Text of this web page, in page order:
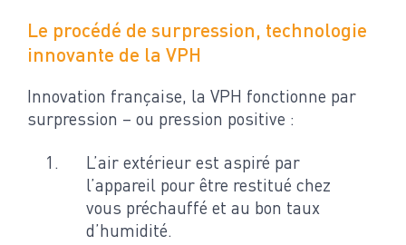
Le procédé de surpression, technologie
innovante de la VPH
Innovation française, la VPH fonctionne par
surpression – ou pression positive :
L’air extérieur est aspiré par
l’appareil pour être restitué chez
vous préchauffé et au bon taux
d’humidité.